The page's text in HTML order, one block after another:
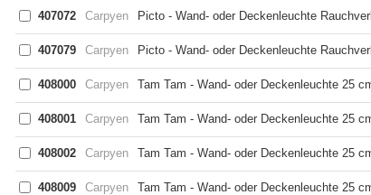
407072 Carpyen Picto - Wand- oder Deckenleuchte
407079 Carpyen Picto - Wand- oder Deckenleuchte
408000 Carpyen Tam Tam - Wand- oder Deckenleuchte 25
408001 Carpyen Tam Tam - Wand- oder Deckenleuchte 25
408002 Carpyen Tam Tam - Wand- oder Deckenleuchte 25
408009 Carpyen Tam Tam - Wand- oder Deckenleuchte 25